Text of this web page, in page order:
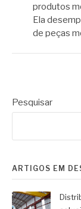
produtos
Ela
de peças
Pesquisar
ARTIGOS EM